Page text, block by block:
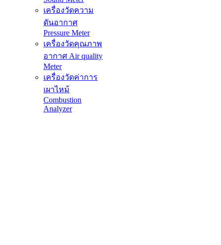
เครื่องวัดความ
ดันอากาศ
Pressure Meter
เครื่องวัดคุณภาพ
อากาศ Air quality
Meter
เครื่องวัดค่าการ
เผาไหม้
Combustion
Analyzer